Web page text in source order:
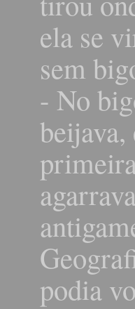
ela se
sem
- No
podia